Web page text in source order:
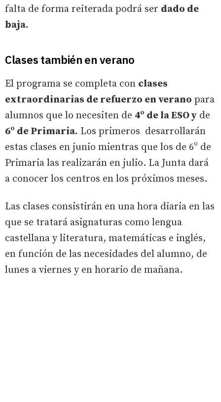
falta de forma reiterada podrá ser dado de
baja.
Clases también en verano
El programa se completa con clases
extraordinarias de refuerzo en verano para
alumnos que lo necesiten de 4º de la ESO y de
6º de Primaria. Los primeros desarrollarán
estas clases en junio mientras que los de 6º de
Primaria las realizarán en julio. La Junta dará
a conocer los centros en los próximos meses.
Las clases consistirán en una hora diaria en las
que se tratará asignaturas como lengua
castellana y literatura, matemáticas e inglés,
en función de las necesidades del alumno, de
lunes a viernes y en horario de mañana.